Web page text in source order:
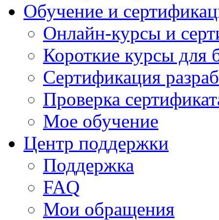
Обучение и
Онлайн-курсы и
Короткие курсы для
Сертификация
Проверка
Мое обучение
Центр поддержки
Поддержка
FAQ
Мои обращения